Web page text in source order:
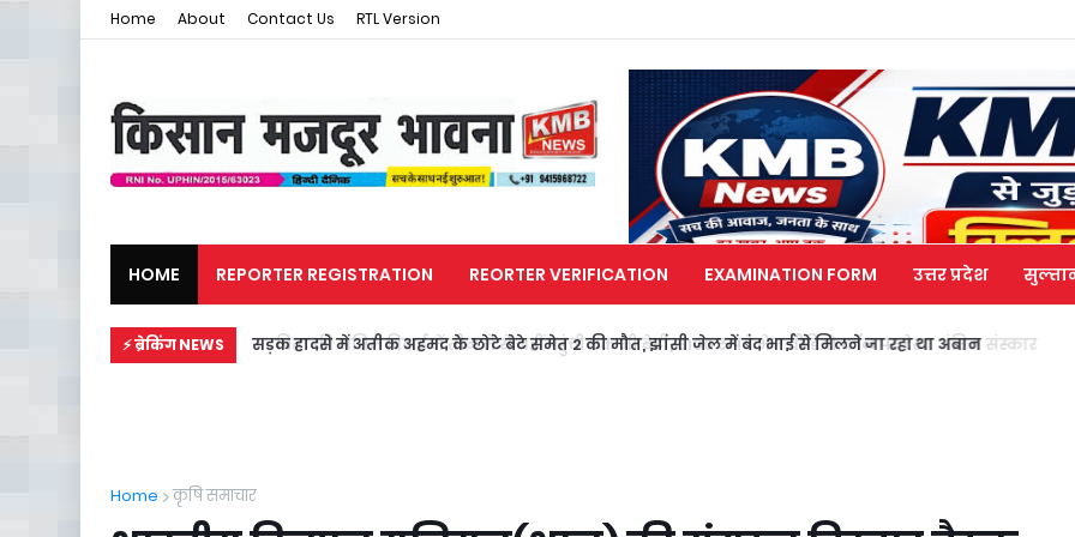
Home About Contact Us RTL Version
HOME REPORTER REGISTRATION REORTER VERIFICATION EXAMINATION FORM उत्तर प्रदेश
मजदूर समाचार राजनीति
⚡ ब्रेकिंग NEWS सड़क हादसे में अतीक अहमद के छोटे बेटे समेत 2 की मौत, झांसी जेल में बंद भाई से मिलने जा रहा था अबान
Home कृषि समाचार